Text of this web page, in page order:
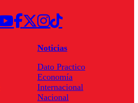
Noticias
Dato Practico
Economía
Internacional
Nacional